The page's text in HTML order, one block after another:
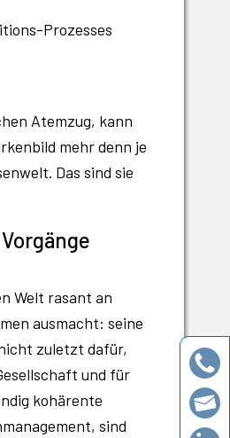
Prozesses
Atemzug, kann
mehr denn je
Das sind sie
Welt rasant an
ausmacht: seine
zuletzt dafür,
und für
kohärente
sind